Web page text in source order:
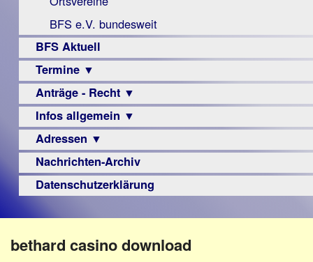
BFS e.V. bundesweit
BFS Aktuell
Termine ▼
Veranstaltungsprogramme
Anträge - Recht ▼
Archiv
Urteile
Infos allgemein ▼
Sehbehinderung
Frühförderung
Schule
–
Beruf
Adressen ▼
Augenoptiker
Berufsbildungswerke
Hörbüchereien
Nachrichten-Archiv
Datenschutzerklärung
bethard casino download